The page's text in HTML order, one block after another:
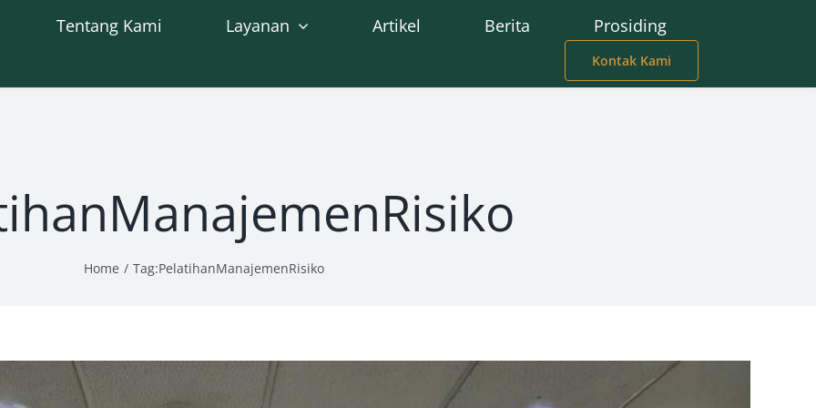
Tentang Kami Layanan Artikel Berita Prosiding
Kontak Kami
Home Tag:PelatihanManajemenRisiko